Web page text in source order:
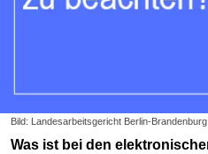
Bild: Landesarbeitsgericht Berlin-Brandenburg
Was ist bei den elektronischen Dokumenten zu